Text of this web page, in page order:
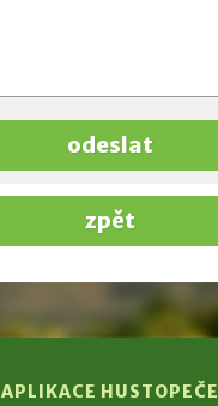
odeslat
zpět
APLIKACE HUSTOPEČE